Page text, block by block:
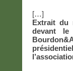
[…]
Extrait du
devant le